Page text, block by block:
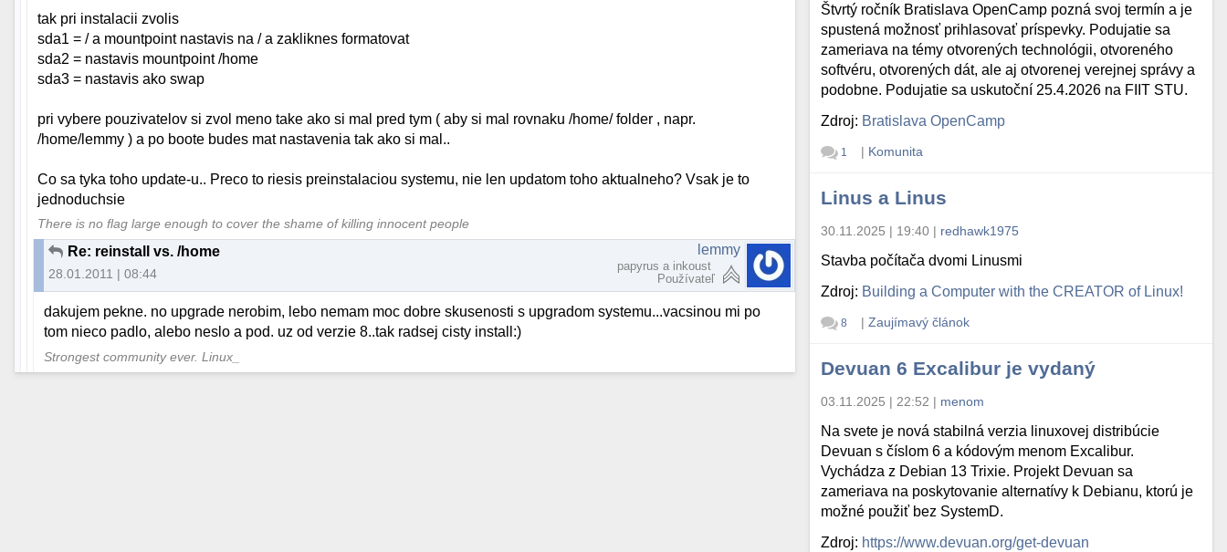
tak pri instalacii zvolis
sda1 = / a mountpoint nastavis na / a zakliknes formatovat
sda2 = nastavis mountpoint /home
sda3 = nastavis ako swap
pri vybere pouzivatelov si zvol meno take ako si mal pred tym ( aby si mal rovnaku /home/ folder , napr.
/home/lemmy ) a po boote budes mat nastavenia tak ako si mal..
Co sa tyka toho update-u.. Preco to riesis preinstalaciou systemu, nie len updatom toho aktualneho? Vsak je to
jednoduchsie
There is no flag large enough to cover the shame of killing innocent people
Re: reinstall vs. /home
28.01.2011 | 08:44
lemmy
papyrus a inkoust
Používateľ
dakujem pekne. no upgrade nerobim, lebo nemam moc dobre skusenosti s upgradom systemu...vacsinou mi po
tom nieco padlo, alebo neslo a pod. uz od verzie 8..tak radsej cisty install:)
Strongest community ever. Linux_
Štvrtý ročník Bratislava OpenCamp pozná svoj termín a je
spustená možnosť prihlasovať príspevky. Podujatie sa
zameriava na témy otvorených technológii, otvoreného
softvéru, otvorených dát, ale aj otvorenej verejnej správy a
podobne. Podujatie sa uskutoční 25.4.2026 na FIIT STU.
Zdroj: Bratislava OpenCamp
1 | Komunita
Linus a Linus
30.11.2025 | 19:40 | redhawk1975
Stavba počítača dvomi Linusmi
Zdroj: Building a Computer with the CREATOR of Linux!
8 | Zaujímavý článok
Devuan 6 Excalibur je vydaný
03.11.2025 | 22:52 | menom
Na svete je nová stabilná verzia linuxovej distribúcie
Devuan s číslom 6 a kódovým menom Excalibur.
Vychádza z Debian 13 Trixie. Projekt Devuan sa
zameriava na poskytovanie alternatívy k Debianu, ktorú je
možné použiť bez SystemD.
Zdroj: https://www.devuan.org/get-devuan